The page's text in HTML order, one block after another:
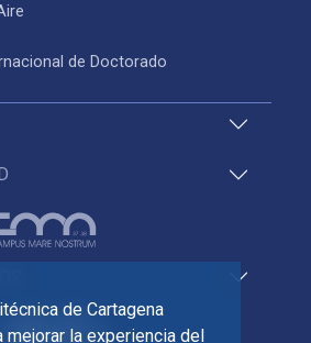
de Cartagena
la experiencia del
de Doctorado